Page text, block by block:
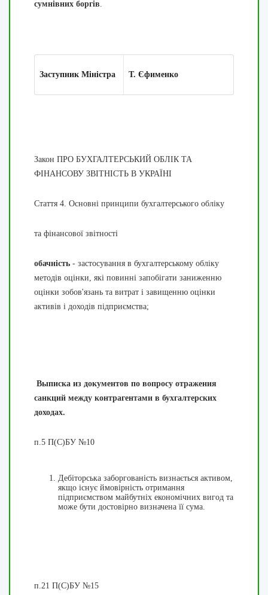
сумнівних боргів.
Заступник Міністра Т. Єфименко
Закон ПРО БУХГАЛТЕРСЬКИЙ ОБЛІК ТА
ФІНАНСОВУ ЗВІТНІСТЬ В УКРАЇНІ
Стаття 4. Основні принципи бухгалтерського обліку
та фінансової звітності
обачність - застосування в бухгалтерському обліку
методів оцінки, які повинні запобігати заниженню
оцінки зобов'язань та витрат і завищенню оцінки
активів і доходів підприємства;
Выписка из документов по вопросу отражения
санкций между контрагентами в бухгалтерских
доходах.
п.5 П(С)БУ №10
Дебіторська заборгованість визнається активом,
якщо існує ймовірність отримання
підприємством майбутніх економічних вигод та
може бути достовірно визначена її сума.
п.21 П(С)БУ №15